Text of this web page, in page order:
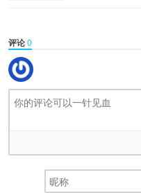
评论0